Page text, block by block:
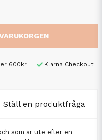
600kr Klarna Checkout
Ställ en produktfråga
som är ute efter en